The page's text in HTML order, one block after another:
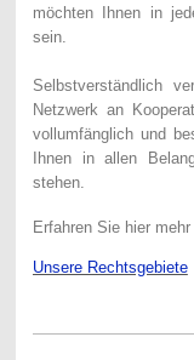
möchten Ihnen in
sein.
Selbstverständlich
Netzwerk an
vollumfänglich und
Ihnen in allen
stehen.
Erfahren Sie hier
Unsere Rechtsgebiete